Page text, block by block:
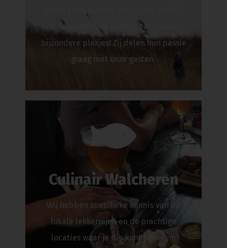
de gebruiken, de geschiedenis én de
bijzondere plekjes! Zij delen hun passie
graag met onze gasten.
Culinair Walcheren
Wij hebben specifieke kennis van de
lokale lekkernijen en de prachtige
locaties waar je die kunt proeven: